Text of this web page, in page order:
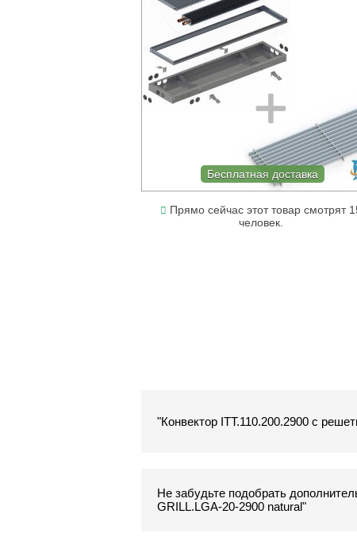
Бесплатная доставка
Прямо сейчас этот товар смотрят
человек.
"Конвектор ITT.110.200.2900 с
Не забудьте подобрать
GRILL.LGA-20-2900 natural"